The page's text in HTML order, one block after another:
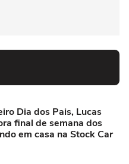
Dia dos Pais, Lucas
final de semana dos
em casa na Stock Car